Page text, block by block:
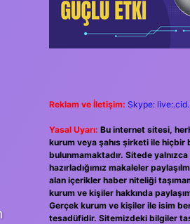
Reklam ve İletişim: Skype:
Yasal Uyarı: Bu internet sitesi,
kurum veya şahıs şirketi ile hiçbir
bulunmamaktadır. Sitede
hazırladığımız makaleler
alan içerikler haber niteliği
kurum ve kişiler hakkında
Gerçek kurum ve kişiler ile isim
tesadüfidir. Sitemizdeki bilgiler